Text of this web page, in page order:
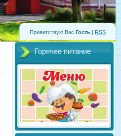
Приветствую Вас Гость | RSS
Горячее питание